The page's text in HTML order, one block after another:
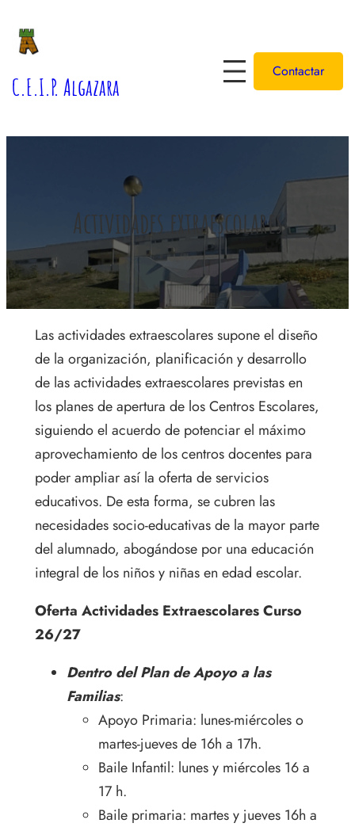
C.E.I.P. Algazara
Contactar
Actividades extraescolares
Las actividades extraescolares supone el diseño
de la organización, planificación y desarrollo
de las actividades extraescolares previstas en
los planes de apertura de los Centros Escolares,
siguiendo el acuerdo de potenciar el máximo
aprovechamiento de los centros docentes para
poder ampliar así la oferta de servicios
educativos. De esta forma, se cubren las
necesidades socio-educativas de la mayor parte
del alumnado, abogándose por una educación
integral de los niños y niñas en edad escolar.
Oferta Actividades Extraescolares Curso
26/27
Dentro del Plan de Apoyo a las
Familias:
Apoyo Primaria: lunes-miércoles o
martes-jueves de 16h a 17h.
Baile Infantil: lunes y miércoles 16 a
17 h.
Baile primaria: martes y jueves 16h a